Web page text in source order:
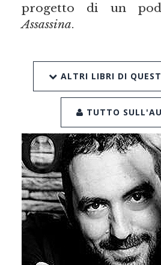
progetto di un
Assassina.
ALTRI LIBRI DI
TUTTO